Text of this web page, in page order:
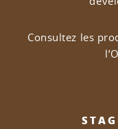
Consultez les